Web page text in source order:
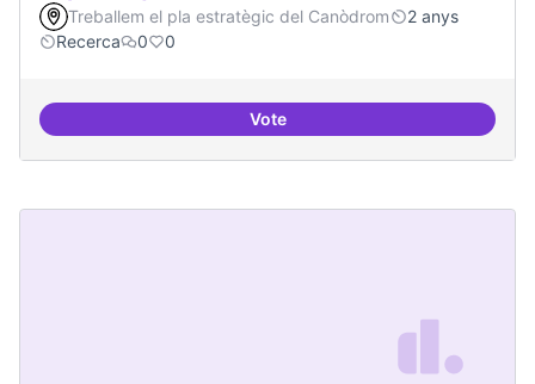
Treballem el pla estratègic del Canòdrom
2 anys
Recerca
0 0
VoteBeques de recerca per